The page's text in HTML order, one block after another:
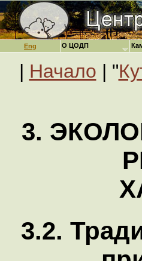
Eng
| Начало | "
3.
3.2.
О ЦОДП